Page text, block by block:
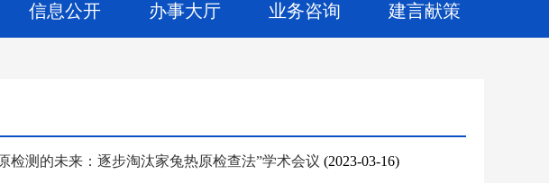
信息公开 办事大厅 业务咨询 建言献策
检测的未来：逐步淘汰家兔热原检查法”学术会议 (2023-03-16)